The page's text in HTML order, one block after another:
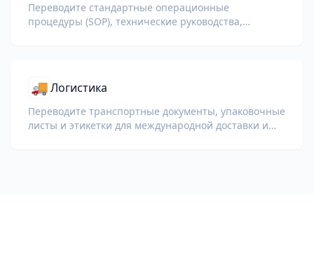
Переводите стандартные операционные
процедуры (SOP), технические руководства,
🚚Логистика
Переводите транспортные документы, упаковочные
листы и этикетки для международной доставки и